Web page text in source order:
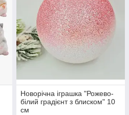
Новорічна іграшка "Рожево-
білий градієнт з блиском" 10
см